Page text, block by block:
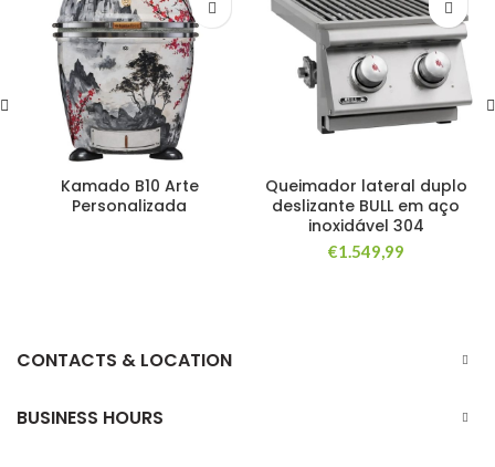
Kamado B10 Arte
Personalizada
Queimador lateral duplo
deslizante BULL em aço
inoxidável 304
€1.549,99
CONTACTS & LOCATION
BUSINESS HOURS